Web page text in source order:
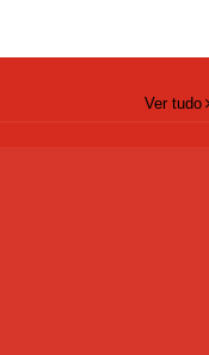
Ver tudo